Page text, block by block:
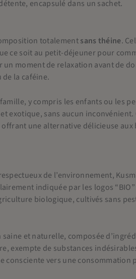
encapsulé dans un sachet.
totalementsans théine.
ce soit au petit-déjeuner pour
moment de relaxation avant de
la caféine.
y compris les enfants ou les
sans aucun inconvénient.
une alternative délicieuse
de l’environnement,
indiquée par les logos
biologique, cultivés sans
et naturelle, composée
exempte de substances
consciente vers une